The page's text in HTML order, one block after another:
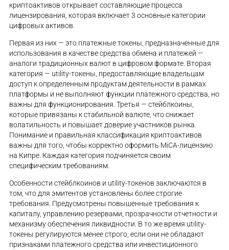
криптоактивов открывает составляющие процесса
лицензирования, которая включает 3 основные категории
цифровых активов.
Первая из них — это платежные токены, предназначенные для
использования в качестве средства обмена и платежей —
аналоги традиционных валют в цифровом формате. Вторая
категория — utility-токены, предоставляющие владельцам
доступ к определенным продуктам деятельности в рамках
платформы и не выполняют функции платежного средства, но
важны для функционирования. Третья — стейблкоины,
которые привязаны к стабильной валюте, что снижает
волатильность и повышает доверие участников рынка.
Понимание и правильная классификация криптоактивов
важны для того, чтобы корректно оформить MiCA-лицензию
на Кипре. Каждая категория подчиняется своим
специфическим требованиям.
Особенности стейблкоинов и utility-токенов заключаются в
том, что для эмитентов установлены более строгие
требования. Предусмотрены повышенные требования к
капиталу, управлению резервами, прозрачности отчетности и
механизму обеспечения ликвидности. В то же время utility-
токены регулируются менее строго, если они не обладают
признаками платежного средства или инвестиционного